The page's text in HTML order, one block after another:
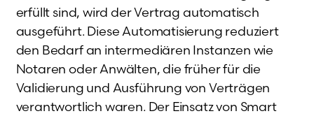
erfüllt sind, wird der Vertrag automatisch
ausgeführt. Diese Automatisierung reduziert
den Bedarf an intermediären Instanzen wie
Notaren oder Anwälten, die früher für die
Validierung und Ausführung von Verträgen
verantwortlich waren. Der Einsatz von Smart